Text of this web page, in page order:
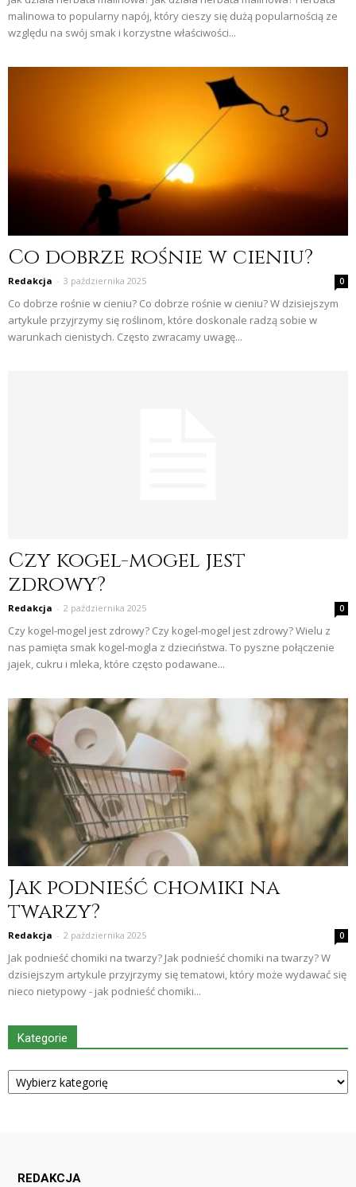
malinowa to popularny napój, który cieszy się dużą popularnością ze
względu na swój smak i korzystne właściwości...
Co dobrze rośnie w cieniu?
Redakcja - 3 października 2025 0
Co dobrze rośnie w cieniu? Co dobrze rośnie w cieniu? W dzisiejszym
artykule przyjrzymy się roślinom, które doskonale radzą sobie w
warunkach cienistych. Często zwracamy uwagę...
Czy kogel-mogel jest
zdrowy?
Redakcja - 2 października 2025 0
Czy kogel-mogel jest zdrowy? Czy kogel-mogel jest zdrowy? Wielu z
nas pamięta smak kogel-mogla z dzieciństwa. To pyszne połączenie
jajek, cukru i mleka, które często podawane...
Jak podnieść chomiki na
twarzy?
Redakcja - 2 października 2025 0
Jak podnieść chomiki na twarzy? Jak podnieść chomiki na twarzy? W
dzisiejszym artykule przyjrzymy się tematowi, który może wydawać się
nieco nietypowy - jak podnieść chomiki...
Kategorie
Kategorie
REDAKCJA